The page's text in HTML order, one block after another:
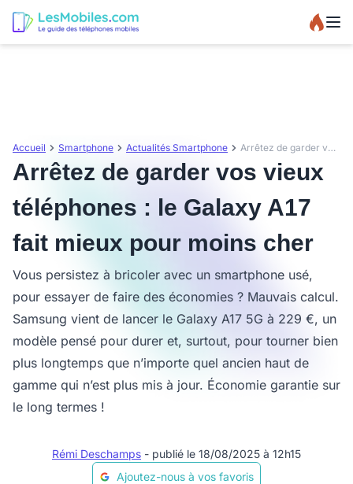
Accueil Smartphone Actualités Smartphone Arrêtez de garder vos vieux téléphones : le Galaxy A17 fait mieux pour moins cher
Arrêtez de garder vos vieux
téléphones : le Galaxy A17
fait mieux pour moins cher
Vous persistez à bricoler avec un smartphone usé,
pour essayer de faire des économies ? Mauvais calcul.
Samsung vient de lancer le Galaxy A17 5G à 229 €, un
modèle pensé pour durer et, surtout, pour tourner bien
plus longtemps que n’importe quel ancien haut de
gamme qui n’est plus mis à jour. Économie garantie sur
le long termes !
Rémi Deschamps - publié le 18/08/2025 à 12h15
Ajoutez-nous à vos favoris